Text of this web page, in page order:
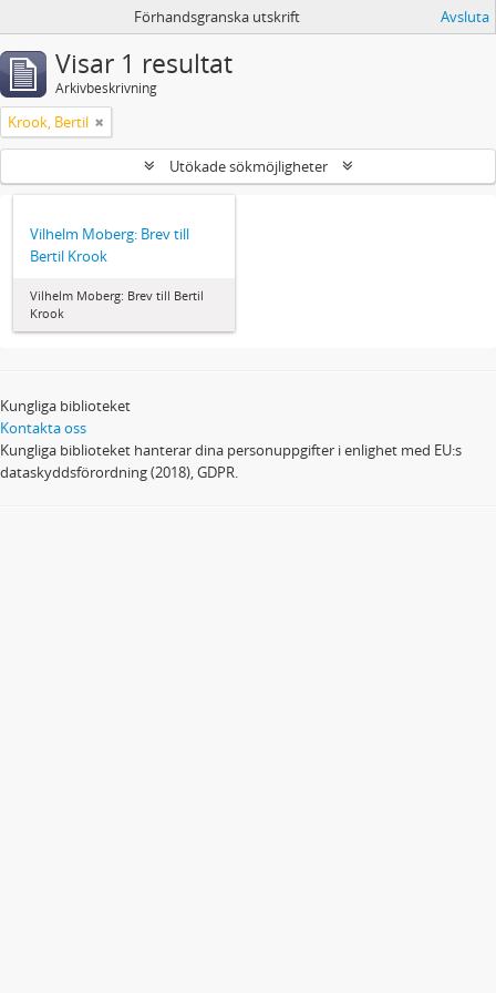
Förhandsgranska utskrift Avsluta
Visar 1 resultat
Arkivbeskrivning
Krook, Bertil
Utökade sökmöjligheter
Vilhelm Moberg: Brev till
Bertil Krook
Vilhelm Moberg: Brev till Bertil
Krook
Kungliga biblioteket
Kontakta oss
Kungliga biblioteket hanterar dina personuppgifter i enlighet med EU:s
dataskyddsförordning (2018), GDPR.